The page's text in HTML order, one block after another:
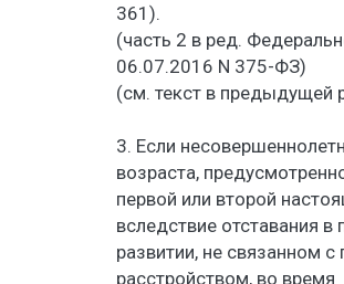
361).
(часть 2 в ред.
06.07.2016 N 375-ФЗ)
(см. текст в предыдущей
3. Если
возраста,
первой или второй
вследствие отставания в
развитии, не связанном с
расстройством, во время